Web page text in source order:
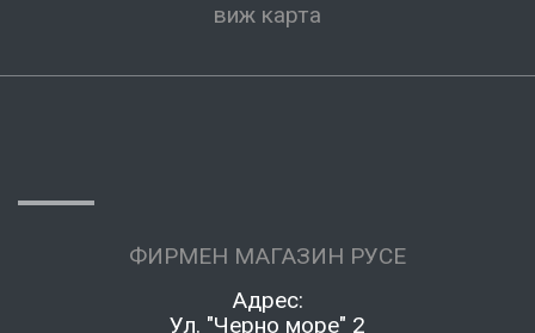
виж карта
ФИРМЕН МАГАЗИН РУСЕ
Адрес:
Ул. "Черно море" 2